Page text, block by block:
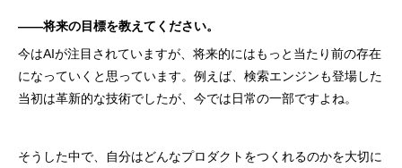
――将来の目標を教えてください。
今はAIが注目されていますが、将来的にはもっと当たり前の存在
になっていくと思っています。例えば、検索エンジンも登場した
当初は革新的な技術でしたが、今では日常の一部ですよね。
そうした中で、自分はどんなプロダクトをつくれるのかを大切に